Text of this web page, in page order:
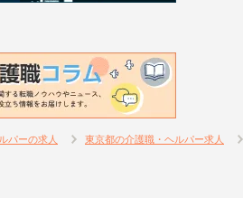
パーの求人 東京都の介護職・ヘルパー求人